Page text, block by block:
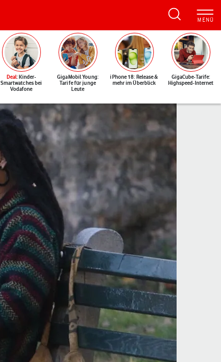
Deal: Kinder-
Smartwatches bei
Vodafone
GigaMobil Young:
Tarife für junge
Leute
iPhone 18: Release &
mehr im Überblick
GigaCube-Tarife:
Highspeed-Internet